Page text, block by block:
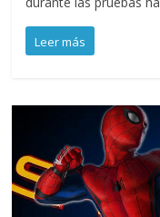
Leer más